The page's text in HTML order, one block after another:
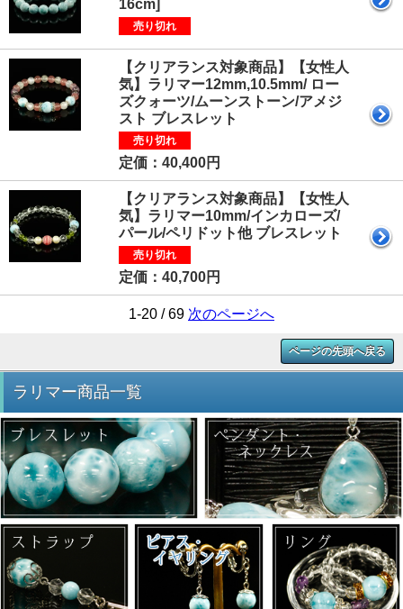
16cm]
売り切れ
【クリアランス対象商品】【女性人
気】ラリマー12mm,10.5mm/ ロー
ズクォーツ/ムーンストーン/アメジ
スト ブレスレット
売り切れ
定価：40,400円
【クリアランス対象商品】【女性人
気】ラリマー10mm/インカローズ/
パール/ペリドット他 ブレスレット
売り切れ
定価：40,700円
1-20 / 69 次のページへ
ページの先頭へ戻る
ラリマー商品一覧